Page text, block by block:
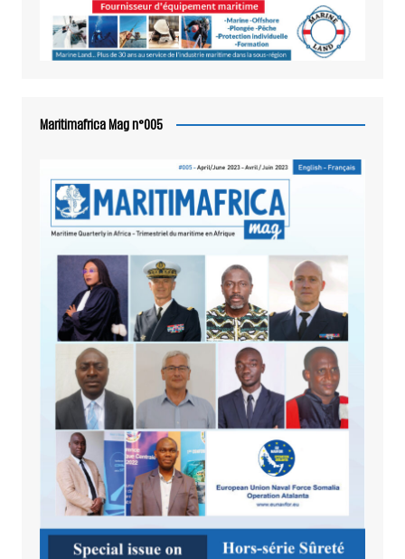
Maritimafrica Mag n°005